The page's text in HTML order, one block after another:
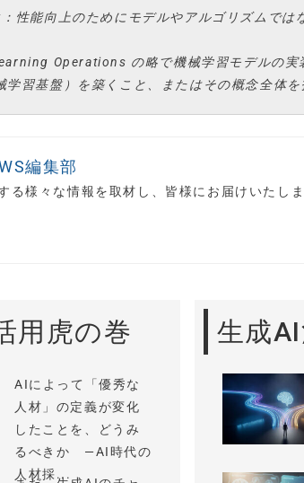
能向上のためにモデルやアルゴリズムでは
Operations の略で機械学習モデルの実
習基盤）を築くこと、またはその概念全体を
編集部
る様々な情報を取材し、皆様にお届けいたしま
用虎の巻
AIによって「優秀な
人材」の定義が変化
したことを、どうみ
るべきか —AI時代の
人材採...
生成